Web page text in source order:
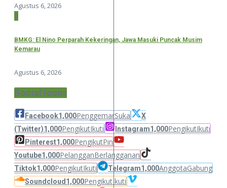
Agustus 6, 2026
3
BMKG: El Nino Perparah Kekeringan, Jawa Masuki Puncak Musim
Kemarau
Agustus 6, 2026
Social Icons
Facebook1,000PenggemarSuka
X
(Twitter)1,000PengikutIkuti Instagram1,000PengikutIkuti
Pinterest1,000PengikutPin
Youtube1,000PelangganBerlangganan
Tiktok1,000PengikutIkuti Telegram1,000AnggotaGabung
Soundcloud 1,000PengikutIkuti